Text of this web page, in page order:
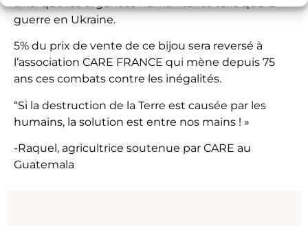
ainsi que les urgences humanitaires telle que la
guerre en Ukraine.
5% du prix de vente de ce bijou sera reversé à
l’association CARE FRANCE qui mène depuis 75
ans ces combats contre les inégalités.
“Si la destruction de la Terre est causée par les
humains, la solution est entre nos mains ! »
-Raquel, agricultrice soutenue par CARE au
Guatemala